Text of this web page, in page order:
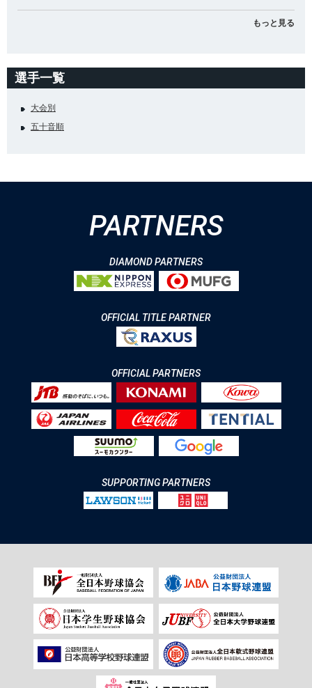
もっと見る
選手一覧
大会別
五十音順
PARTNERS
DIAMOND PARTNERS
OFFICIAL TITLE PARTNER
OFFICIAL PARTNERS
SUPPORTING PARTNERS